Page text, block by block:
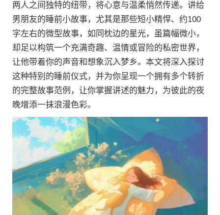
两人之间独特的纽带，将心意与温柔悄然传递。讲给
男朋友的睡前小故事，尤其是那些短小精悍、约100
字左右的微型故事，如同枕边的星光，虽篇幅微小，
却足以构筑一个充满奇趣、温情或冒险的私密世界，
让他带着你的声音和想象沉入梦乡。本文将深入探讨
这种特别的睡前仪式，并为你呈现一个拥有多个转折
的完整故事范例，让你掌握讲述的魅力，为彼此的夜
晚增添一抹浪漫色彩。